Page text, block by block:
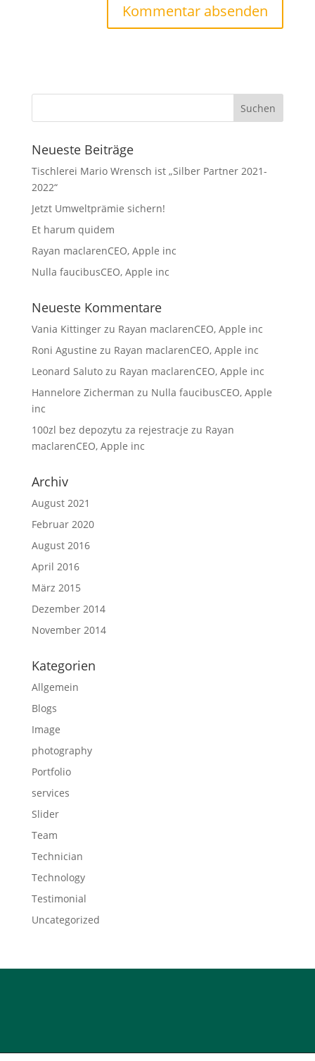
Neueste Beiträge
Tischlerei Mario Wrensch ist „Silber Partner 2021-
2022“
Jetzt Umweltprämie sichern!
Et harum quidem
Rayan maclarenCEO, Apple inc
Nulla faucibusCEO, Apple inc
Neueste Kommentare
Vania Kittingerzu Rayan maclarenCEO, Apple inc
Roni Agustine zu Rayan maclarenCEO, Apple inc
Leonard Salutozu Rayan maclarenCEO, Apple inc
Hannelore Zicherman zu Nulla faucibusCEO, Apple
inc
100zl bez depozytu za rejestracje zu Rayan
maclarenCEO, Apple inc
Archiv
August 2021
Februar 2020
August 2016
April 2016
März 2015
Dezember 2014
November 2014
Kategorien
Allgemein
Blogs
Image
photography
Portfolio
services
Slider
Team
Technician
Technology
Testimonial
Uncategorized